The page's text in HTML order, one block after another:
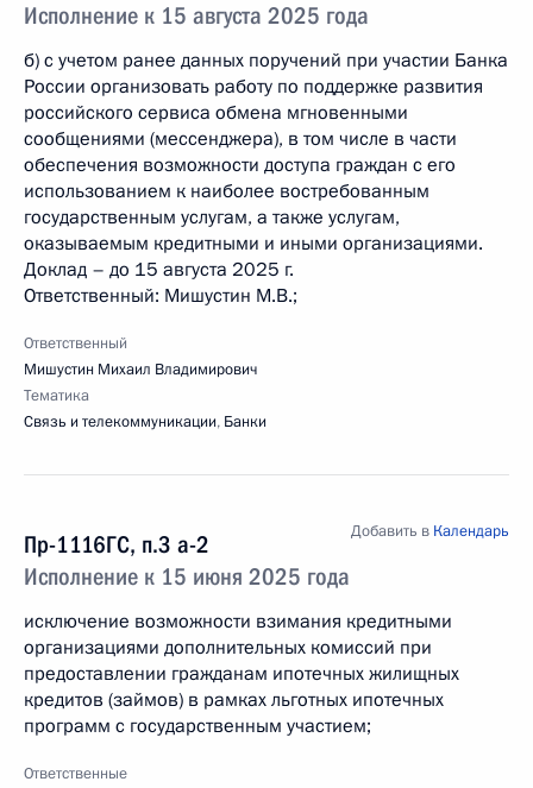
Исполнение к 15 августа 2025 года
б) с учетом ранее данных поручений при участии Банка
России организовать работу по поддержке развития
российского сервиса обмена мгновенными
сообщениями (мессенджера), в том числе в части
обеспечения возможности доступа граждан с его
использованием к наиболее востребованным
государственным услугам, а также услугам,
оказываемым кредитными и иными организациями.
Доклад – до 15 августа 2025 г.
Ответственный: Мишустин М.В.;
Ответственный
Мишустин Михаил Владимирович
Тематика
Связь и телекоммуникации, Банки
Пр-1116ГС, п.3 а-2
Исполнение к 15 июня 2025 года
Добавить в Календарь
исключение возможности взимания кредитными
организациями дополнительных комиссий при
предоставлении гражданам ипотечных жилищных
кредитов (займов) в рамках льготных ипотечных
программ с государственным участием;
Ответственные